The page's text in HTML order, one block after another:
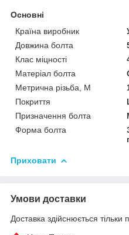
Основні
Країна виробник
Довжина болта
Клас міцності
Матеріал болта
Метрична різьба, М
Покриття
Призначення болта
Форма болта
Приховати
Умови доставки
Доставка здійснюється тільки